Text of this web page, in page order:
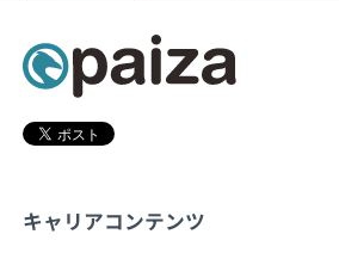
契約内容・クーポン
キャリアコンテンツ